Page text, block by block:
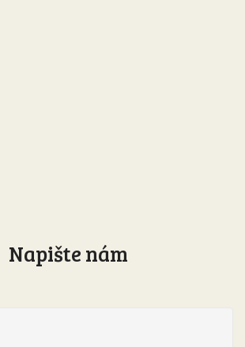
Napište nám